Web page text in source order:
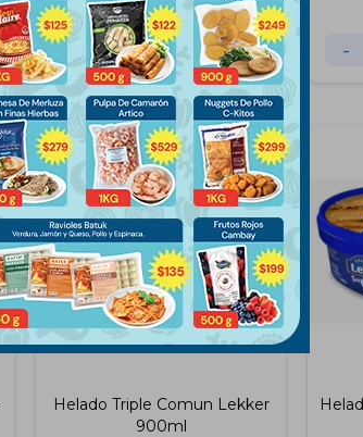
$ 480
+ -
Helado Triple Comun Lekker
900ml